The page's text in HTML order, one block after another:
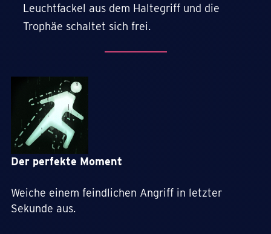
Leuchtfackel aus dem Haltegriff und die
Trophäe schaltet sich frei.
Der perfekte Moment
Weiche einem feindlichen Angriff in letzter
Sekunde aus.